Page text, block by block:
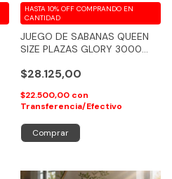
JUEGO DE SABANAS QUEEN
SIZE PLAZAS GLORY 3000
FEELING
$28.125,00
HASTA 10% OFF COMPRANDO EN
CANTIDAD
$22.500,00 con
Transferencia/Efectivo
Comprar